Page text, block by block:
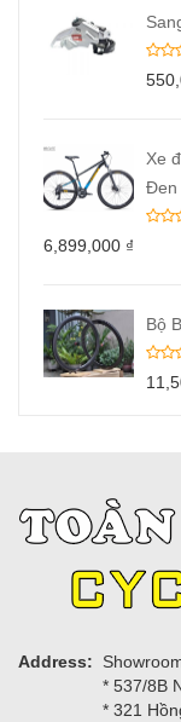
Xe
Đen
6,899,000 ₫
Bộ
Address:
* 537/8B
* 321